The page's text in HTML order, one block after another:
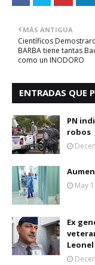
MÁS ANTIGUA
Científicos
BARBA tiene tantas
como un INODORO
ENTRADAS QUE
PN
robos
May
Ex